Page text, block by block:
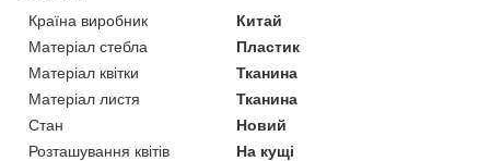
Країна виробник
Китай
Матеріал стебла
Пластик
Матеріал квітки
Тканина
Матеріал листя
Тканина
Стан
Новий
Розташування квітів
На кущі